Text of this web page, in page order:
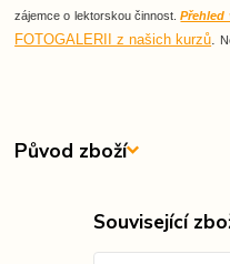
zájemce o lektorskou činnost.Přehled
FOTOGALERII z našich kurzů
Původ zboží
Související